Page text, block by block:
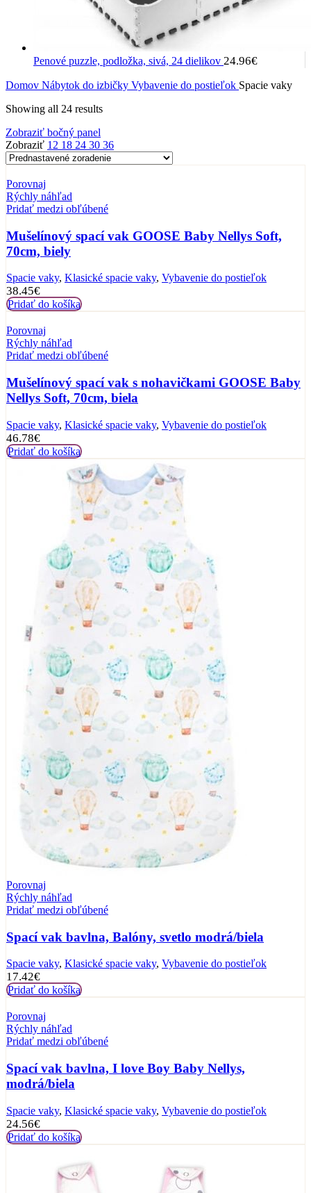
Penové puzzle, podložka, sivá, 24 dielikov 24.96€
Domov Nábytok do izbičky Vybavenie do postieľok Spacie vaky
Showing all 24 results
Zobraziť bočný panel
Zobraziť 12 18 24 30 36
Porovnaj
Rýchly náhľad
Pridať medzi obľúbené
Mušelínový spací vak GOOSE Baby Nellys Soft,
70cm, biely
Spacie vaky, Klasické spacie vaky, Vybavenie do postieľok
38.45€
Pridať do košíka
Porovnaj
Rýchly náhľad
Pridať medzi obľúbené
Mušelínový spací vak s nohavičkami GOOSE Baby
Nellys Soft, 70cm, biela
Spacie vaky, Klasické spacie vaky, Vybavenie do postieľok
46.78€
Pridať do košíka
Porovnaj
Rýchly náhľad
Pridať medzi obľúbené
Spací vak bavlna, Balóny, svetlo modrá/biela
Spacie vaky, Klasické spacie vaky, Vybavenie do postieľok
17.42€
Pridať do košíka
Porovnaj
Rýchly náhľad
Pridať medzi obľúbené
Spací vak bavlna, I love Boy Baby Nellys,
modrá/biela
Spacie vaky, Klasické spacie vaky, Vybavenie do postieľok
24.56€
Pridať do košíka